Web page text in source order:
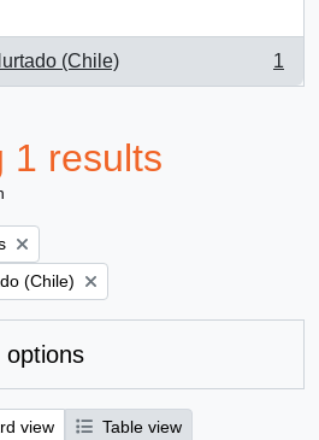
(Chile) 1
1 results
(Chile)
options
view
Table view